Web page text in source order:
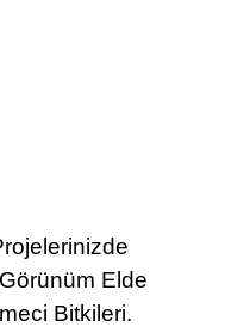
Elde
Bitkileri.